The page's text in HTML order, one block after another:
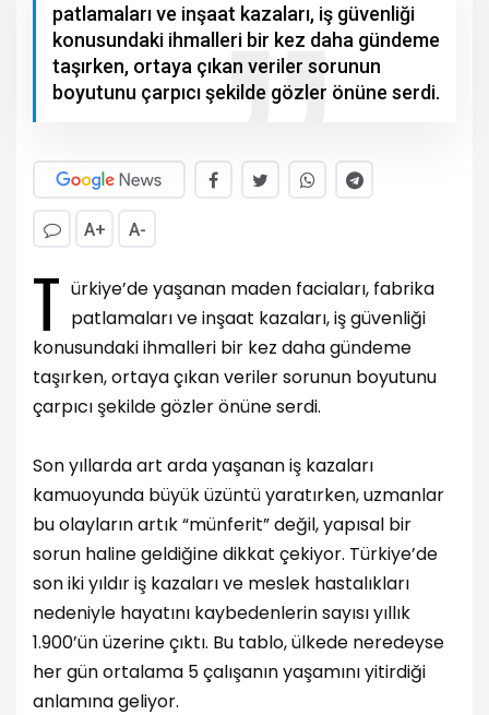
patlamaları ve inşaat kazaları, iş güvenliği
konusundaki ihmalleri bir kez daha gündeme
taşırken, ortaya çıkan veriler sorunun
boyutunu çarpıcı şekilde gözler önüne serdi.
A+ A-
T ürkiye’de yaşanan maden faciaları, fabrika
patlamaları ve inşaat kazaları, iş güvenliği
konusundaki ihmalleri bir kez daha gündeme
taşırken, ortaya çıkan veriler sorunun boyutunu
çarpıcı şekilde gözler önüne serdi.
Son yıllarda art arda yaşanan iş kazaları
kamuoyunda büyük üzüntü yaratırken, uzmanlar
bu olayların artık “münferit” değil, yapısal bir
sorun haline geldiğine dikkat çekiyor. Türkiye’de
son iki yıldır iş kazaları ve meslek hastalıkları
nedeniyle hayatını kaybedenlerin sayısı yıllık
1.900’ün üzerine çıktı. Bu tablo, ülkede neredeyse
her gün ortalama 5 çalışanın yaşamını yitirdiği
anlamına geliyor.